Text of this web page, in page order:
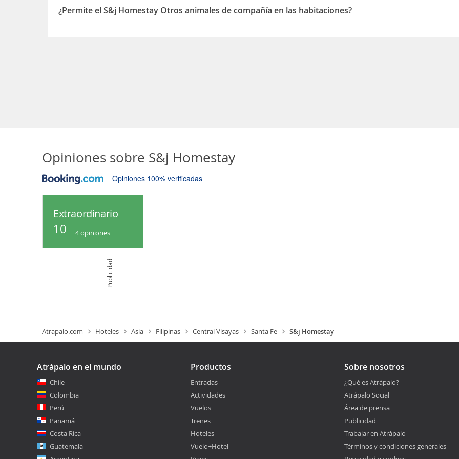
¿Permite el S&j Homestay Otros animales de compañía en las habitaciones?
Opiniones sobre S&j Homestay
Opiniones 100% verificadas
Extraordinario
10 4 opiniones
Publicidad
Atrapalo.com Hoteles Asia Filipinas Central Visayas Santa Fe S&j Homestay
Atrápalo en el mundo
Chile
Colombia
Perú
Panamá
Costa Rica
Guatemala
Productos
Entradas
Actividades
Vuelos
Trenes
Hoteles
Vuelo+Hotel
Sobre nosotros
¿Qué es Atrápalo?
Atrápalo Social
Área de prensa
Publicidad
Trabajar en Atrápalo
Términos y condiciones generales